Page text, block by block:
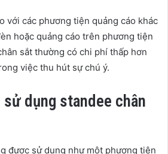
với các phương tiện quảng cáo khác
hoặc quảng cáo trên phương tiện
sắt thường có chi phí thấp hơn
việc thu hút sự chú ý.
dụng standee chân
được sử dụng như một phương tiện